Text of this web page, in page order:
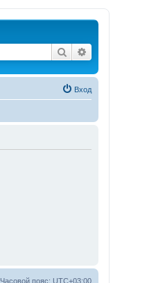
Поиск
Вход
Часовой пояс: UTC+03:00